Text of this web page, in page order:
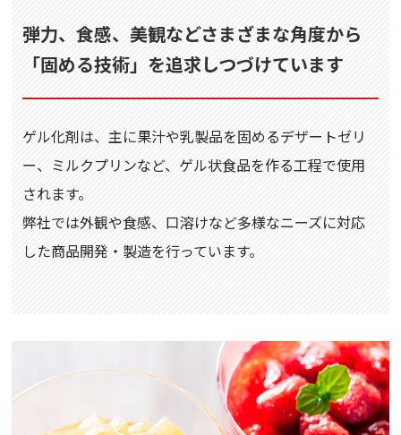
弾力、食感、美観などさまざまな角度から
「固める技術」を追求しつづけています
ゲル化剤は、主に果汁や乳製品を固めるデザートゼリ
ー、ミルクプリンなど、ゲル状食品を作る工程で使用
されます。
弊社では外観や食感、口溶けなど多様なニーズに対応
した商品開発・製造を行っています。